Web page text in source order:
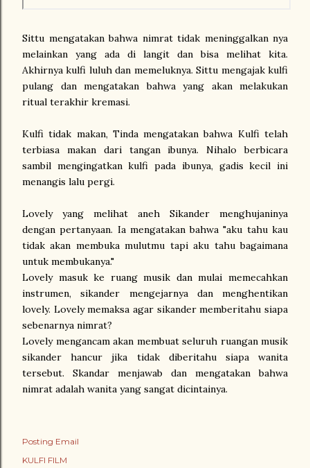
Sittu mengatakan bahwa nimrat tidak meninggalkan nya
melainkan yang ada di langit dan bisa melihat kita.
Akhirnya kulfi luluh dan memeluknya. Sittu mengajak kulfi
pulang dan mengatakan bahwa yang akan melakukan
ritual terakhir kremasi.
Kulfi tidak makan, Tinda mengatakan bahwa Kulfi telah
terbiasa makan dari tangan ibunya. Nihalo berbicara
sambil mengingatkan kulfi pada ibunya, gadis kecil ini
menangis lalu pergi.
Lovely yang melihat aneh Sikander menghujaninya
dengan pertanyaan. Ia mengatakan bahwa "aku tahu kau
tidak akan membuka mulutmu tapi aku tahu bagaimana
untuk membukanya."
Lovely masuk ke ruang musik dan mulai memecahkan
instrumen, sikander mengejarnya dan menghentikan
lovely. Lovely memaksa agar sikander memberitahu siapa
sebenarnya nimrat?
Lovely mengancam akan membuat seluruh ruangan musik
sikander hancur jika tidak diberitahu siapa wanita
tersebut. Skandar menjawab dan mengatakan bahwa
nimrat adalah wanita yang sangat dicintainya.
Posting Email
KULFI FILM